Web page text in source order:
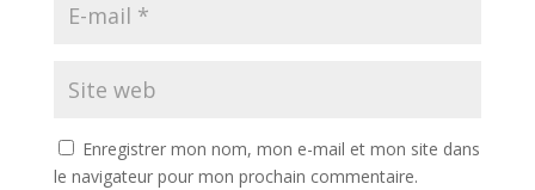
Enregistrer mon nom, mon e-mail et mon site dans
le navigateur pour mon prochain commentaire.